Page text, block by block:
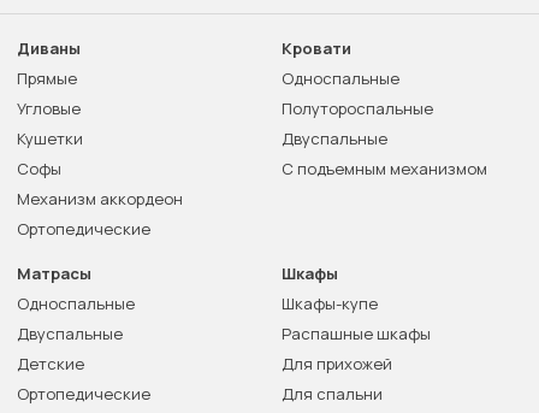
Диваны
Прямые
Угловые
Кушетки
Софы
Механизм аккордеон
Ортопедические
Кровати
Односпальные
Полутороспальные
Двуспальные
С подъемным механизмом
Матрасы
Односпальные
Двуспальные
Детские
Ортопедические
Шкафы
Шкафы-купе
Распашные шкафы
Для прихожей
Для спальни